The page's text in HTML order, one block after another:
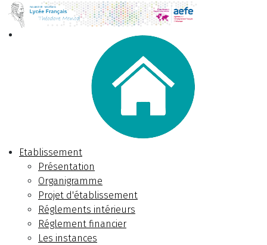
Etablissement
Présentation
Organigramme
Projet d'établissement
Réglements intérieurs
Réglement financier
Les instances